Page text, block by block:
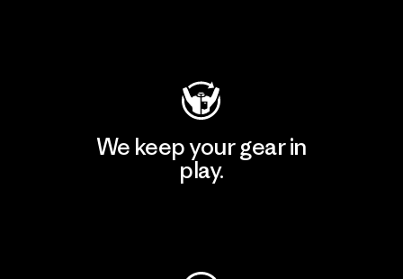
We keep your gear in
play.